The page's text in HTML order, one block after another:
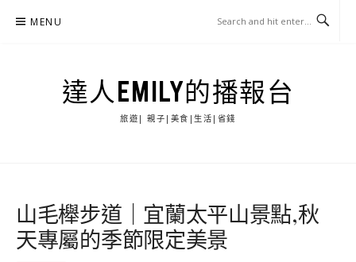
MENU
達人EMILY的播報台
旅遊| 親子|美食|生活|省錢
山毛櫸步道｜宜蘭太平山景點,秋
天專屬的季節限定美景